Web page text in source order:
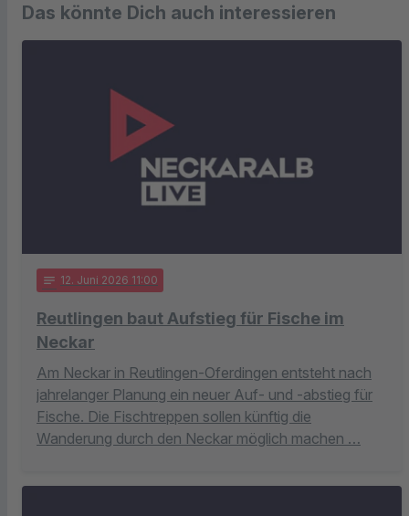
Das könnte Dich auch interessieren
notes 12. Juni 2026 11:00
Reutlingen baut Aufstieg für Fische im
Neckar
Am Neckar in Reutlingen-Oferdingen entsteht nach
jahrelanger Planung ein neuer Auf- und -abstieg für
Fische. Die Fischtreppen sollen künftig die
Wanderung durch den Neckar möglich machen …